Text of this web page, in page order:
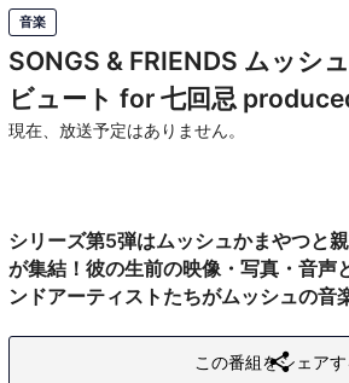
音楽
SONGS & FRIENDS ムッシ
ビュート for 七回忌
現在、放送予定はありません。
シリーズ第5弾はムッシュかまやつと
が集結！彼の生前の映像・写真・音声
ンドアーティストたちがムッシュの音
この番組をシェア